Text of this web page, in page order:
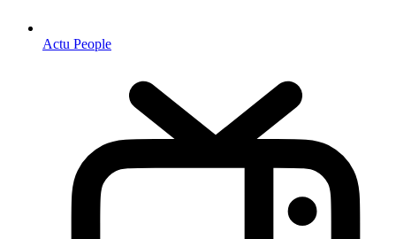
Actu People